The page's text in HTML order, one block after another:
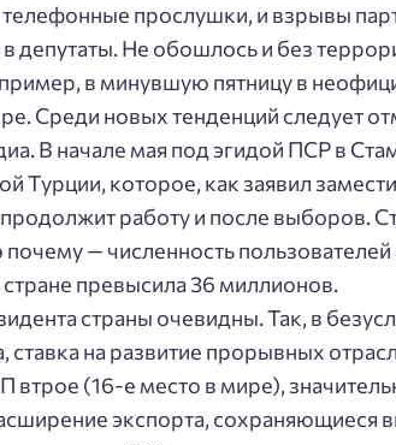
прослушки, и взрывы
депутаты. Не обошлось и без
в минувшую пятницу в
Среди новых тенденций следует
В начале мая под эгидой ПСР в
Турции, которое, как заявил
работу и после выборов.
почему — численность
превысила 36 миллионов.
страны очевидны. Так, в
ставка на развитие прорывных
втрое (16-е место в мире),
экспорта, сохраняющиеся